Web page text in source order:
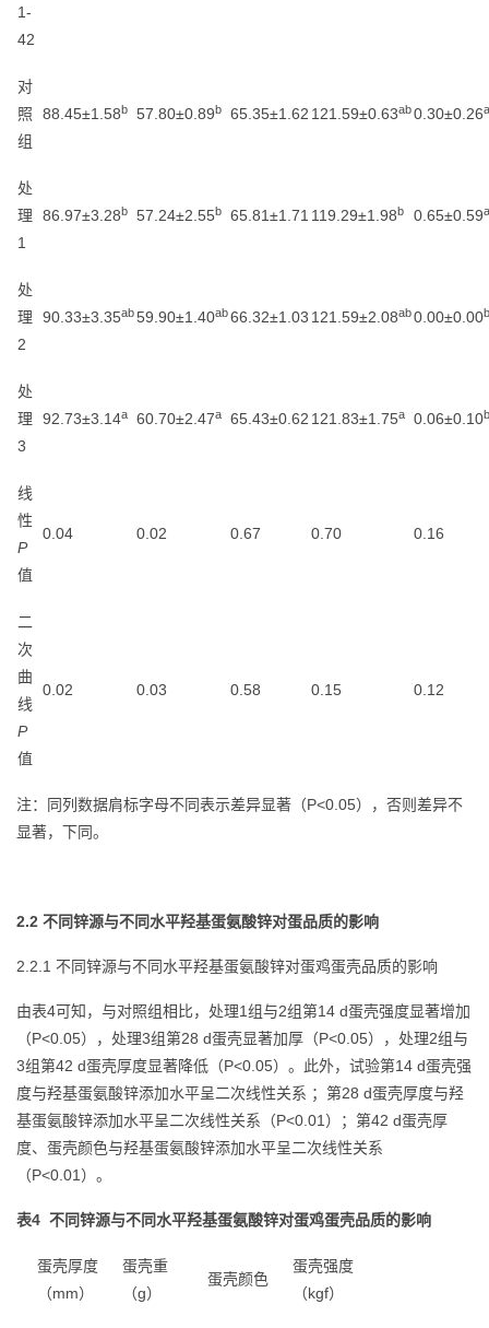
1-
42
对
照
组
88.45±1.58b 57.80±0.89b 65.35±1.62 121.59±0.63ab0.30±0.26
处
理
1
86.97±3.28b 57.24±2.55b 65.81±1.71 119.29±1.98b 0.65±0.59a
处
理
2
90.33±3.35ab59.90±1.40ab66.32±1.03 121.59±2.08ab0.00±0.00b
处
理
3
92.73±3.14a 60.70±2.47a 65.43±0.62 121.83±1.75a 0.06±0.10b
线
性
P
值
0.04 0.02 0.67 0.70 0.16
二
次
曲
线
P
值
0.02 0.03 0.58 0.15 0.12
注：同列数据肩标字母不同表示差异显著（P<0.05），否则差异不
显著，下同。
2.2 不同锌源与不同水平羟基蛋氨酸锌对蛋品质的影响
2.2.1 不同锌源与不同水平羟基蛋氨酸锌对蛋鸡蛋壳品质的影响
由表4可知，与对照组相比，处理1组与2组第14 d蛋壳强度显著增加
（P<0.05），处理3组第28 d蛋壳显著加厚（P<0.05），处理2组与
3组第42 d蛋壳厚度显著降低（P<0.05）。此外，试验第14 d蛋壳强
度与羟基蛋氨酸锌添加水平呈二次线性关系 ；第28 d蛋壳厚度与羟
基蛋氨酸锌添加水平呈二次线性关系（P<0.01）；第42 d蛋壳厚
度、蛋壳颜色与羟基蛋氨酸锌添加水平呈二次线性关系
（P<0.01）。
表4 不同锌源与不同水平羟基蛋氨酸锌对蛋鸡蛋壳品质的影响
蛋壳厚度
（mm）
蛋壳重
（g）
蛋壳颜色
蛋壳强度
（kgf）